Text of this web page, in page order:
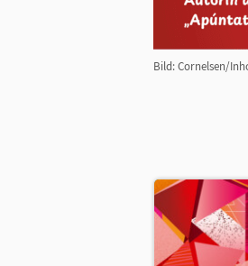
Bild: Cornelsen/